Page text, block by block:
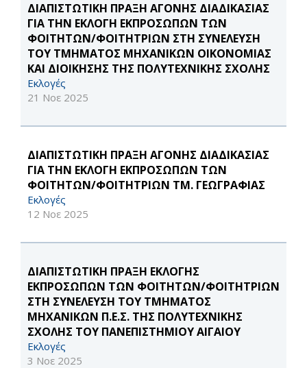
ΔΙΑΠΙΣΤΩΤΙΚΗ ΠΡΑΞΗ ΑΓΟΝΗΣ ΔΙΑΔΙΚΑΣΙΑΣ
ΓΙΑ ΤΗΝ ΕΚΛΟΓΗ ΕΚΠΡΟΣΩΠΩΝ ΤΩΝ
ΦΟΙΤΗΤΩΝ/ΦΟΙΤΗΤΡΙΩΝ ΣΤΗ ΣΥΝΕΛΕΥΣΗ
ΤΟΥ ΤΜΗΜΑΤΟΣ ΜΗΧΑΝΙΚΩΝ ΟΙΚΟΝΟΜΙΑΣ
ΚΑΙ ΔΙΟΙΚΗΣΗΣ ΤΗΣ ΠΟΛΥΤΕΧΝΙΚΗΣ ΣΧΟΛΗΣ
Εκλογές
21 Νοε 2025
ΔΙΑΠΙΣΤΩΤΙΚΗ ΠΡΑΞΗ ΑΓΟΝΗΣ ΔΙΑΔΙΚΑΣΙΑΣ
ΓΙΑ ΤΗΝ ΕΚΛΟΓΗ ΕΚΠΡΟΣΩΠΩΝ ΤΩΝ
ΦΟΙΤΗΤΩΝ/ΦΟΙΤΗΤΡΙΩΝ ΤΜ. ΓΕΩΓΡΑΦΙΑΣ
Εκλογές
12 Νοε 2025
ΔΙΑΠΙΣΤΩΤΙΚΗ ΠΡΑΞΗ ΕΚΛΟΓΗΣ
ΕΚΠΡΟΣΩΠΩΝ ΤΩΝ ΦΟΙΤΗΤΩΝ/ΦΟΙΤΗΤΡΙΩΝ
ΣΤΗ ΣΥΝΕΛΕΥΣΗ ΤΟΥ ΤΜΗΜΑΤΟΣ
ΜΗΧΑΝΙΚΩΝ Π.Ε.Σ. ΤΗΣ ΠΟΛΥΤΕΧΝΙΚΗΣ
ΣΧΟΛΗΣ ΤΟΥ ΠΑΝΕΠΙΣΤΗΜΙΟΥ ΑΙΓΑΙΟΥ
Εκλογές
3 Νοε 2025